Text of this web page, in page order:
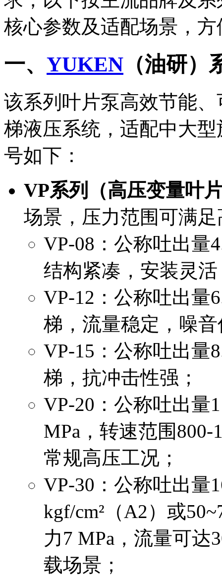
核心参数及适配场景，
一、 YUKEN （油研
该系列叶片泵高效节能
梯液压系统，适配中大
号如下：
VP系列（高压变量叶
场景，压力范围可满
VP-08：公称吐出量
结构紧凑，安装灵活
VP-12：公称吐出量
梯，流量稳定，噪
VP-15：公称吐出量
梯，抗冲击性强；
VP-20：公称吐出量
MPa，转速范围
常规高压工况；
VP-30：公称吐出量
kgf/cm²（A2）或
力7 MPa，流量可达
载场景；